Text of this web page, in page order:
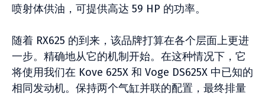
喷射体供油，可提供高达 59 HP 的功率。
随着 RX625 的到来，该品牌打算在各个层面上更进
一步。精确地从它的机制开始。在这种情况下，它
将使用我们在 Kove 625X 和 Voge DS625X 中已知的
相同发动机。保持两个气缸并联的配置，最终排量